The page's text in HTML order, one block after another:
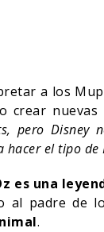
a los
crear
pero Disney
hacer el tipo
es una
padre de
.